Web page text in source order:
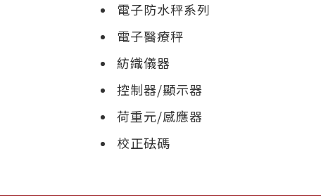
電子防水秤系列
電子醫療秤
紡織儀器
控制器/顯示器
荷重元/感應器
校正砝碼